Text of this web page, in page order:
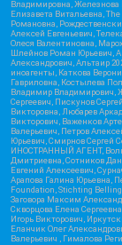
Владимировна,
Елизавета Витальевна,
Романовна,
Алексей Евгеньевич,
Олеся Валентиновна,
Шлейнов Роман Юрьевич,
Александрович, Альтаир
иноагенты, Каткова
Гавриловна, Костылева
Владимир Владимирович,
Сергеевич, Пискунов
Викторовна, Любарев
Викторович, Важенков
Валерьевич, Петров
Юрьевич, Смирнов Сергей
ИНОСТРАННЫЙ АГЕНТ,
Дмитриевна, Сотников
Евгений Алексеевич,
Арапова Галина Юрьевна,
Foundation, Stichting
Заговора Максим
Скворцова Елена
Игорь Викторович,
Еланчик Олег
Валерьевич , Гималова